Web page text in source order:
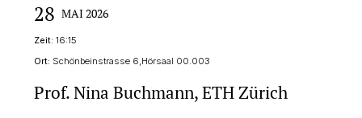
28 MAI 2026
Zeit: 16:15
Ort: Schönbeinstrasse 6,Hörsaal 00.003
Prof. Nina Buchmann, ETH Zürich